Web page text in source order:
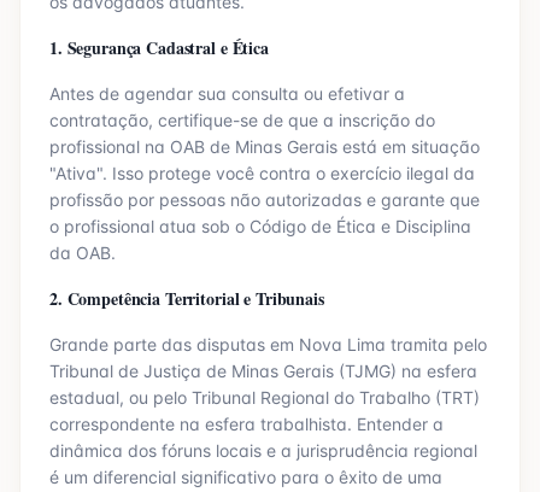
1. Segurança Cadastral e Ética
Antes de agendar sua consulta ou efetivar a
contratação, certifique-se de que a inscrição do
profissional na OAB de Minas Gerais está em situação
"Ativa". Isso protege você contra o exercício ilegal da
profissão por pessoas não autorizadas e garante que
o profissional atua sob o Código de Ética e Disciplina
da OAB.
2. Competência Territorial e Tribunais
Grande parte das disputas em Nova Lima tramita pelo
Tribunal de Justiça de Minas Gerais (TJMG) na esfera
estadual, ou pelo Tribunal Regional do Trabalho (TRT)
correspondente na esfera trabalhista. Entender a
dinâmica dos fóruns locais e a jurisprudência regional
é um diferencial significativo para o êxito de uma